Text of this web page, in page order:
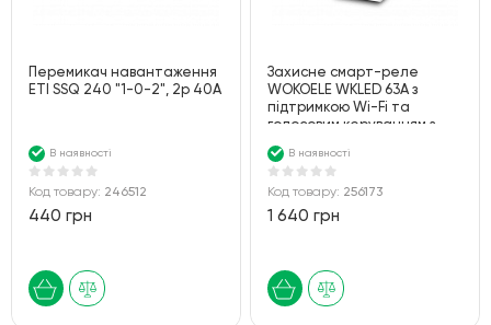
Перемикач навантаження
ETI SSQ 240 "1-0-2", 2p 40A
В наявності
Код товару: 246512
440 грн
Захисне смарт-реле
WOKOELE WKLED 63A з
підтримкою Wi-Fi та
голосовим керуванням з
В наявності
Код товару: 256173
1 640 грн